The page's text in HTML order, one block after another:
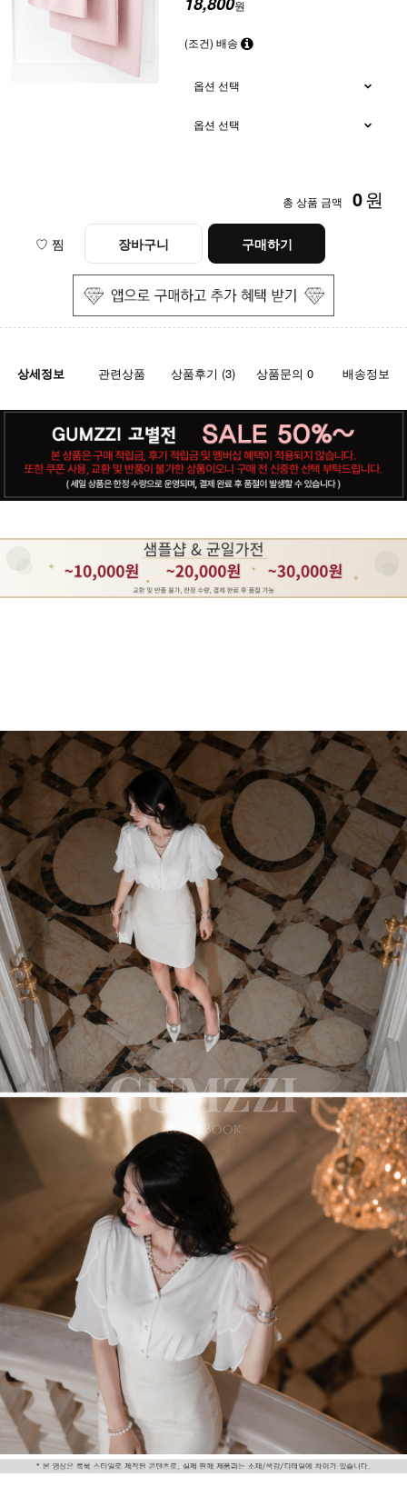
원
(조건) 배송
총 상품 금액 0원
♡ 찜 장바구니 구매하기
상세정보 관련상품 상품후기 (3) 상품문의 0 배송정보